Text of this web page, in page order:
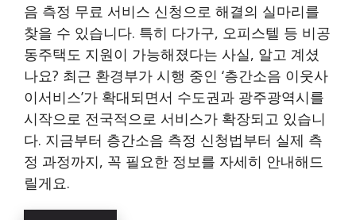
음 측정 무료 서비스 신청으로 해결의 실마리를
찾을 수 있습니다. 특히 다가구, 오피스텔 등 비공
동주택도 지원이 가능해졌다는 사실, 알고 계셨
나요? 최근 환경부가 시행 중인 ‘층간소음 이웃사
이서비스’가 확대되면서 수도권과 광주광역시를
시작으로 전국적으로 서비스가 확장되고 있습니
다. 지금부터 층간소음 측정 신청법부터 실제 측
정 과정까지, 꼭 필요한 정보를 자세히 안내해드
릴게요.